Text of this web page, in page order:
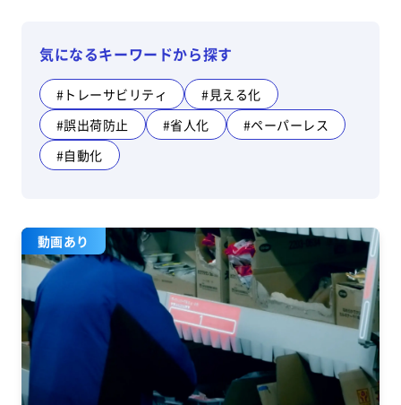
気になるキーワードから探す
#トレーサビリティ
#見える化
#誤出荷防止
#省人化
#ペーパーレス
#自動化
動画あり